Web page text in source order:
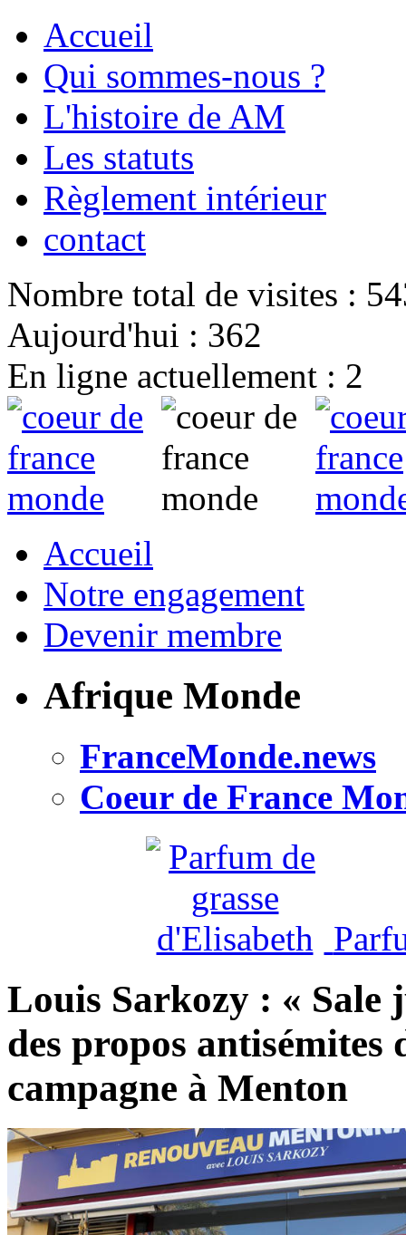
Accueil
Qui sommes-nous ?
L'histoire de AM
Les statuts
Règlement intérieur
contact
Nombre total de visites :
Aujourd'hui : 362
En ligne actuellement : 2
Accueil
Notre engagement
Devenir membre
Afrique Monde
FranceMonde.news
Coeur de France
Louis Sarkozy : «
des propos antisémites
campagne à Menton